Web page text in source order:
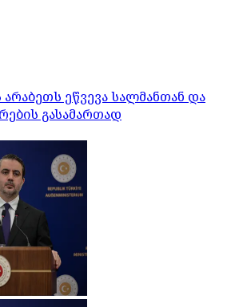
ეწვევა სალმანთან და
გასამართად